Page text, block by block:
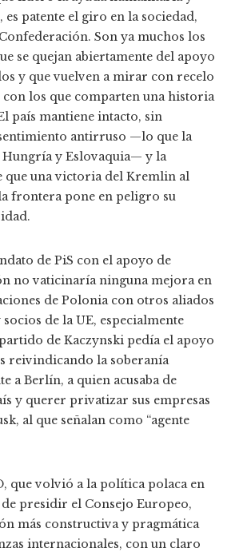
patente el giro en la sociedad,
Son ya muchos los
se quejan abiertamente del apoyo
y que vuelven a mirar con recelo
con los que comparten una historia
país mantiene intacto, sin
antirruso —lo que la
y Eslovaquia— y la
que una victoria del Kremlin al
frontera pone en peligro su
de PiS con el apoyo de
no vaticinaría ninguna mejora en
de Polonia con otros aliados
de la UE, especialmente
de Kaczynski pedía el apoyo
reivindicando la soberanía
a Berlín, a quien acusaba de
y querer privatizar sus empresas
al que señalan como “agente
que volvió a la política polaca en
de presidir el Consejo Europeo,
más constructiva y pragmática
internacionales, con un claro